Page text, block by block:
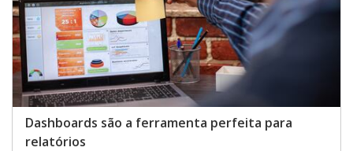
Dashboards são a ferramenta perfeita para
relatórios